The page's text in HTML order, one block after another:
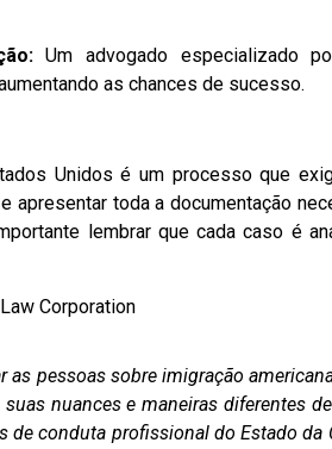
Um advogado especializado
as chances de sucesso.
Unidos é um processo que
apresentar toda a documentação
lembrar que cada caso é
Corporation
as pessoas sobre imigração
nuances e maneiras diferentes
de conduta profissional do Estado da